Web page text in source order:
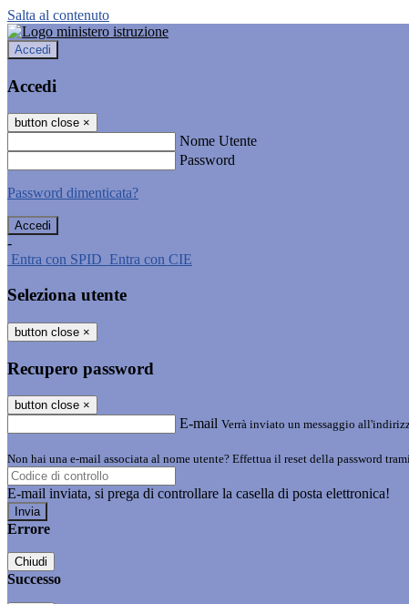
Salta al contenuto
Accedi
Accedi
button close ×
Nome Utente
Password
Password dimenticata?
-
Entra con SPID Entra con CIE
Seleziona utente
button close ×
Recupero password
button close ×
E-mail Verrà inviato un messaggio
Non hai una e-mail associata al nome utente? Effettua il reset della password
E-mail inviata, si prega di controllare la casella di posta elettronica!
Errore
Chiudi
Successo